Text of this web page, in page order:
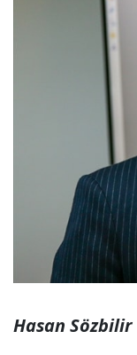
Hasan Sözbilir